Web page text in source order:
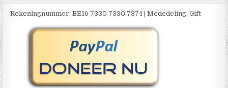
Rekeningnummer: BE16 7330 7330 7374 | Mededeling: Gift